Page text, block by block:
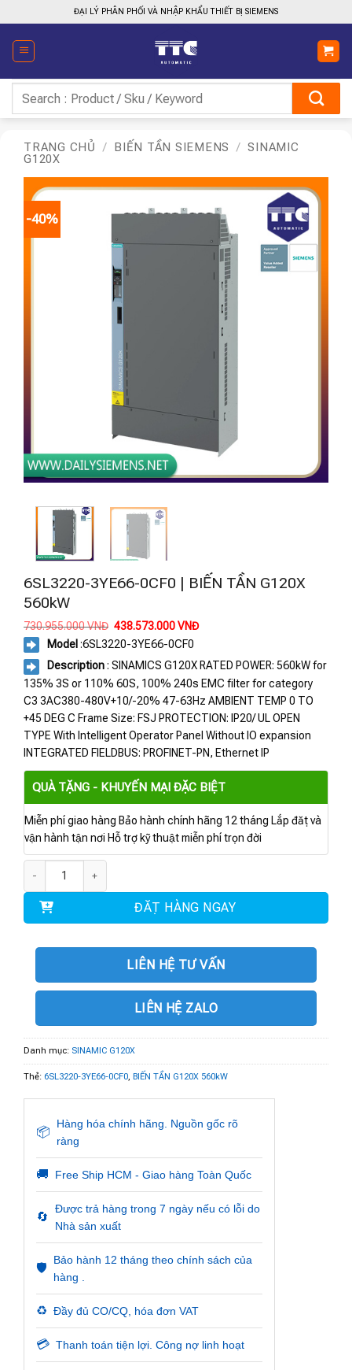
qua
nội
dung
ĐẠI LÝ PHÂN PHỐI VÀ NHẬP KHẨU THIẾT BỊ SIEMENS
kiếm:
TRANG CHỦ / BIẾN TẦN SIEMENS / SINAMIC
G120X
-40%
6SL3220-3YE66-0CF0 | BIẾN TẦN G120X
560kW
730.955.000VNĐ Giá
là:
730.955.000 VNĐ.
438.573.000VNĐGiá
là:
438.573.000 VNĐ.
Model :6SL3220-3YE66-0CF0
Description: SINAMICS G120X RATED POWER: 560kW for
135% 3S or 110% 60S, 100% 240s EMC filter for category
C3 3AC380-480V+10/-20% 47-63Hz AMBIENT TEMP 0 TO
+45 DEG C Frame Size: FSJ PROTECTION: IP20/ UL OPEN
TYPE With Intelligent Operator Panel Without IO expansion
INTEGRATED FIELDBUS: PROFINET-PN, Ethernet IP
QUÀ TẶNG - KHUYẾN MẠI ĐẶC BIỆT
Miễn phí giao hàng Bảo hành chính hãng 12 tháng Lắp đặt và
vận hành tận nơi Hỗ trợ kỹ thuật miễn phí trọn đời
ĐẶT HÀNG NGAY
LIÊN HỆ TƯ VẤN
LIÊN HỆ ZALO
Danh mục: SINAMIC G120X
Thẻ: 6SL3220-3YE66-0CF0, BIẾN TẦN G120X 560kW
📦
Hàng hóa chính hãng. Nguồn gốc rõ
ràng
🚚 Free Ship HCM - Giao hàng Toàn Quốc
🔄
Được trả hàng trong 7 ngày nếu có lỗi do
Nhà sản xuất
🛡️
Bảo hành 12 tháng theo chính sách của
hàng .
♻️ Đầy đủ CO/CQ, hóa đơn VAT
💳 Thanh toán tiện lợi. Công nợ linh hoạt